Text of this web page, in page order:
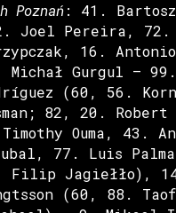
Poznań: 41. Bartosz
Joel Pereira, 72.
16.
Michał Gurgul –
(60, 56.
82, 20. Robert
Ouma, 43.
77. Luis
Filip Jagiełło),
(60, 88.